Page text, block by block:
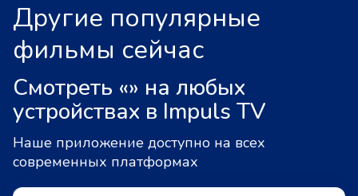
Другие популярные
фильмы сейчас
Смотреть «» на любых
устройствах в Impuls TV
Наше приложение доступно на всех
современных платформах